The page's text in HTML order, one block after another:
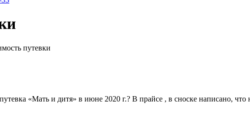
путевки
«Мать и дитя» в июне 2020 г.? В прайсе , в сноске написано,